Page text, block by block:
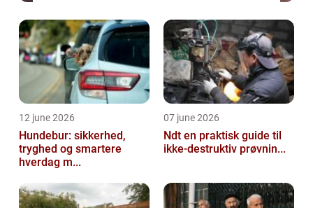
12 june 2026
Hundebur: sikkerhed,
tryghed og smartere
hverdag m...
07 june 2026
Ndt en praktisk guide til
ikke-destruktiv prøvnin...